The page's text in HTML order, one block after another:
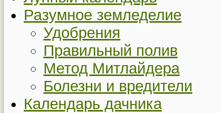
Разумное земледелие
Удобрения
Правильный полив
Метод Митлайдера
Болезни и вредители
Календарь дачника